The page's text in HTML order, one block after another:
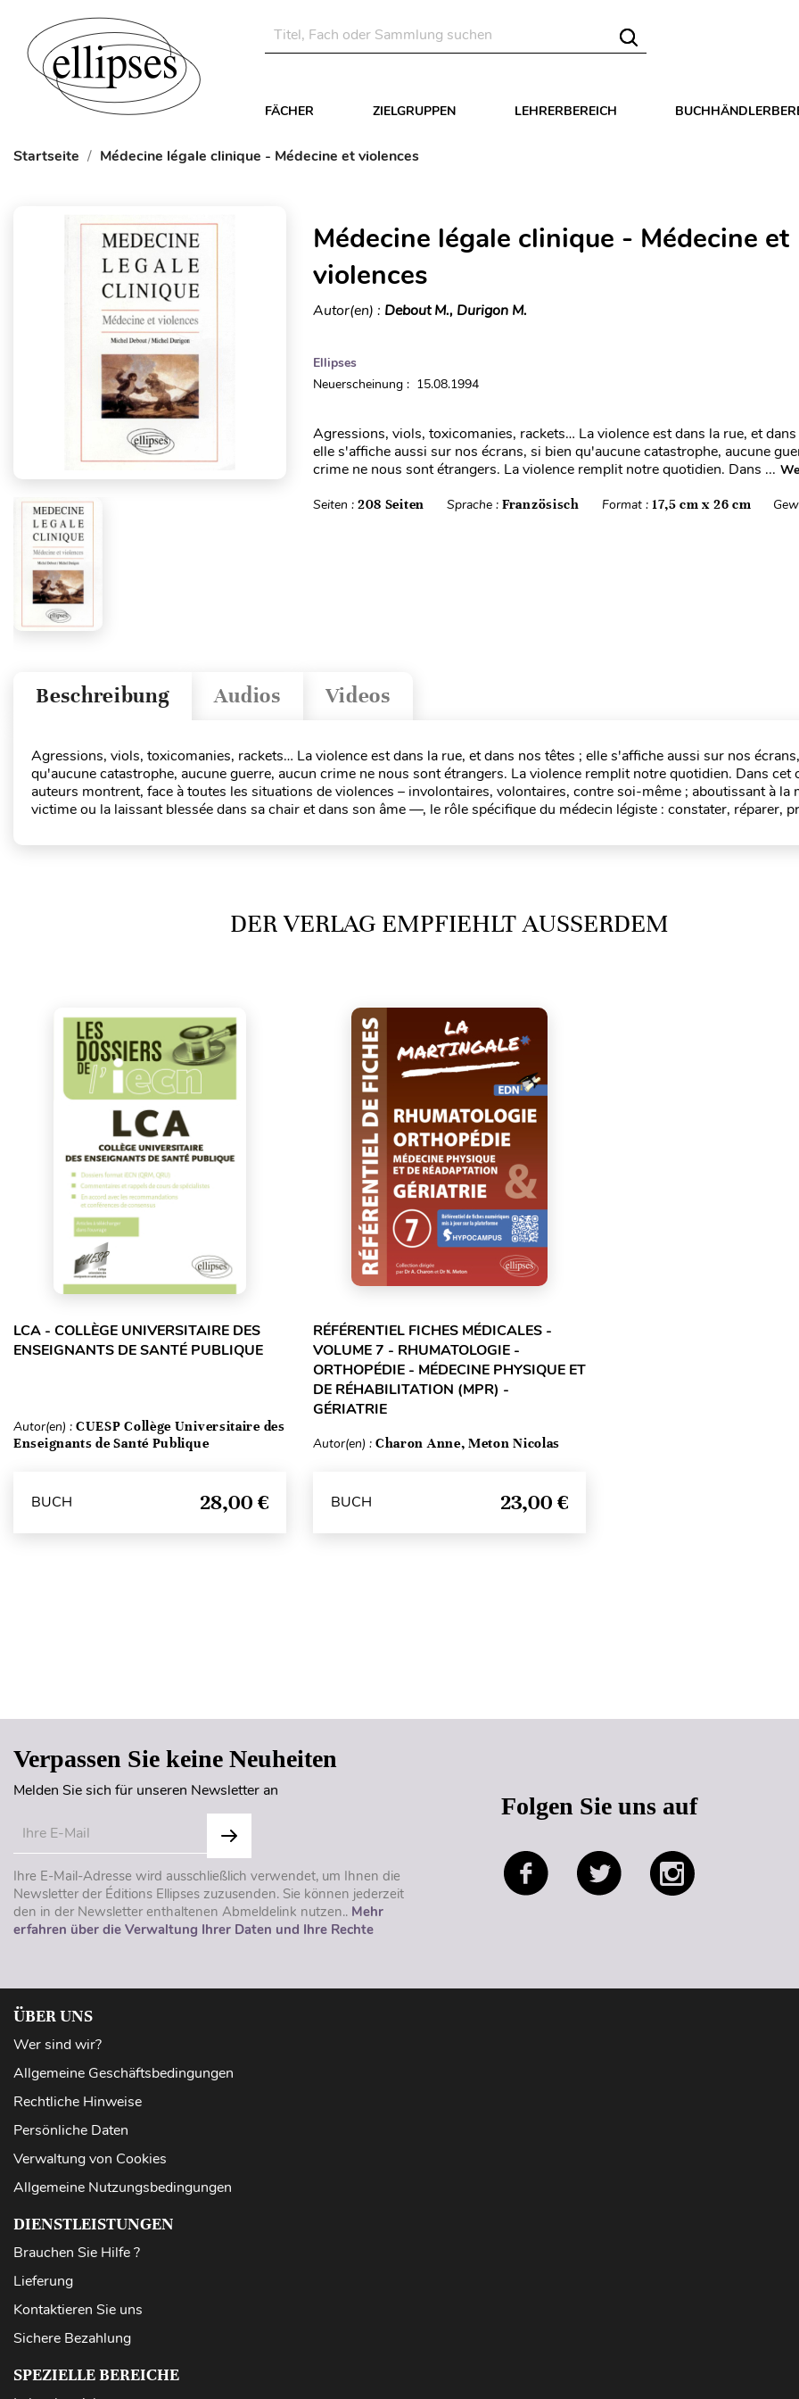
FÄCHER ZIELGRUPPEN LEHRERBEREICH
Startseite Médecine légale clinique - Médecine et violences
Médecine légale clinique - Médecine et
violences
Autor(en) : Debout M., Durigon M.
Ellipses
Neuerscheinung : 15.08.1994
Agressions, viols, toxicomanies, rackets… La violence est dans la rue, et
elle s'affiche aussi sur nos écrans, si bien qu'aucune catastrophe, aucune
crime ne nous sont étrangers. La violence remplit notre quotidien. Dans ...
Seiten : 208 Seiten Sprache :Französisch Format : 17,5 cm x 26 cm
Videos
Audios
Beschreibung
Agressions, viols, toxicomanies, rackets… La violence est dans la rue, et dans nos têtes ; elle s'affiche aussi sur nos
qu'aucune catastrophe, aucune guerre, aucun crime ne nous sont étrangers. La violence remplit notre quotidien. Dans cet
auteurs montrent, face à toutes les situations de violences – involontaires, volontaires, contre soi-même ; aboutissant à la
victime ou la laissant blessée dans sa chair et dans son âme —, le rôle spécifique du médecin légiste : constater, réparer,
DER VERLAG EMPFIEHLT AUSSERDEM
LCA - COLLÈGE UNIVERSITAIRE DES
ENSEIGNANTS DE SANTÉ PUBLIQUE
Autor(en) : CUESP Collège Universitaire des
Enseignants de Santé Publique
BUCH 28,00 €
RÉFÉRENTIEL FICHES MÉDICALES -
VOLUME 7 - RHUMATOLOGIE -
ORTHOPÉDIE - MÉDECINE PHYSIQUE ET
DE RÉHABILITATION (MPR) -
GÉRIATRIE
Autor(en) : Charon Anne, Meton Nicolas
BUCH 23,00 €
Verpassen Sie keine Neuheiten
Melden Sie sich für unseren Newsletter an
Ihre E-Mail-Adresse wird ausschließlich verwendet, um Ihnen die
Newsletter der Éditions Ellipses zuzusenden. Sie können jederzeit
den in der Newsletter enthaltenen Abmeldelink nutzen.. Mehr
erfahren über die Verwaltung Ihrer Daten und Ihre Rechte
Folgen Sie uns auf
ÜBER UNS
Wer sind wir?
Allgemeine Geschäftsbedingungen
Rechtliche Hinweise
Persönliche Daten
Verwaltung von Cookies
Allgemeine Nutzungsbedingungen
DIENSTLEISTUNGEN
Brauchen Sie Hilfe ?
Lieferung
Kontaktieren Sie uns
Sichere Bezahlung
SPEZIELLE BEREICHE